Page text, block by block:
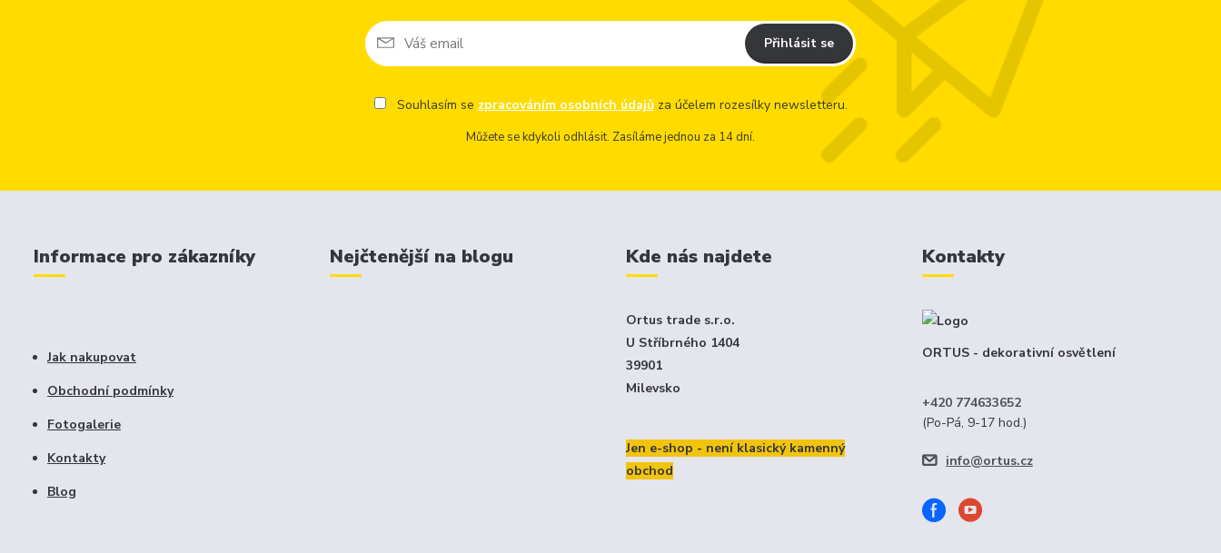
Přihlásit se
Souhlasím se zpracováním osobních údajůza účelem rozesílky newsletteru.
Můžete se kdykoli odhlásit. Zasíláme jednou za 14 dní.
Informace pro zákazníky
Jak nakupovat
Obchodní podmínky
Fotogalerie
Kontakty
Blog
Nejčtenější na blogu Kde nás najdete
Ortus trade s.r.o.
U Stříbrného 1404
39901
Milevsko
Jen e-shop - není klasický kamenný
obchod
Kontakty
ORTUS - dekorativní osvětlení
+420 774633652
(Po-Pá, 9-17 hod.)
info@ortus.cz